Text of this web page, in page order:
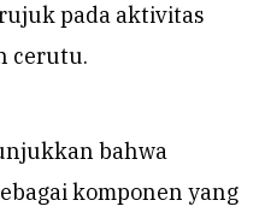
pada aktivitas
cerutu.
bahwa
komponen yang